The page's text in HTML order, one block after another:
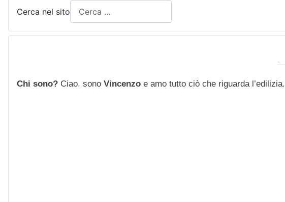
Cerca nel sito
Chi sono? Ciao, sono Vincenzo e amo tutto ciò che riguarda l’edilizia.